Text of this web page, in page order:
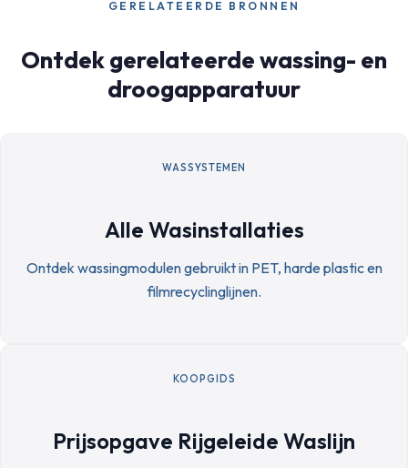
GERELATEERDE BRONNEN
Ontdek gerelateerde wassing- en
droogapparatuur
WASSYSTEMEN
Alle Wasinstallaties
Ontdek wassingmodulen gebruikt in PET, harde plastic en
filmrecyclinglijnen.
KOOPGIDS
Prijsopgave Rijgeleide Waslijn